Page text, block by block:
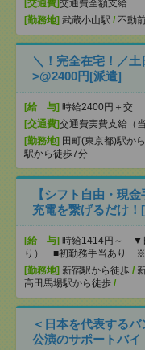
[交通費] 交通費全額支給
[勤務地] 武蔵小山駅 / 不動
＼！完全在宅！／
>@2400円[派遣]
[給 与] 時給2400円＋交
[交通費]交通費実費支給（
[勤務地] 田町(東京都)駅か
駅から徒歩7分
【シフト自由・現
充電を繋げるだけ！
[給 与] 時給1414円～ ▼
り） ■初勤務手当あり ※
[勤務地] 新宿駅から徒歩 /
高田馬場駅から徒歩 / …
＜日本を代表する
公演のサポートバ